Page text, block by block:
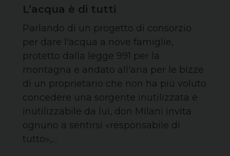
L’acqua è di tutti
Parlando di un progetto di consorzio
per dare l'acqua a nove famiglie,
protetto dalla legge 991 per la
montagna e andato all'aria per le bizze
di un proprietario che non ha più voluto
concedere una sorgente inutilizzata e
inutilizzabile da lui, don Milani invita
ognuno a sentirsi «responsabile di
tutto»,…